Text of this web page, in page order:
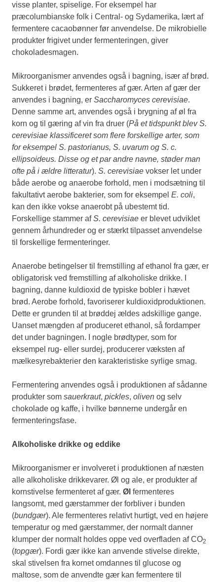
visse planter, spiselige. For eksempel har
præcolumbianske folk i Central- og Sydamerika, lært af
fermentere cacaobønner før anvendelse. De mikrobielle
produkter frigivet under fermenteringen, giver
chokoladesmagen.
Mikroorganismer anvendes også i bagning, især af brød.
Sukkeret i brødet, fermenteres af gær. Arten af gær der
anvendes i bagning, er Saccharomyces cerevisiae.
Denne samme art, anvendes også i brygning af øl fra
korn og til gæring af vin fra druer (På et tidspunkt blev S.
cerevisiae klassificeret som flere forskellige arter, som
for eksempel S. pastorianus, S. uvarum og S. c.
ellipsoideus. Disse og et par andre navne, støder man
ofte på i ældre litteratur). S. cerevisiae vokser let under
både aerobe og anaerobe forhold, men i modsætning til
fakultativt aerobe bakterier, som for eksempel E. coli,
kan den ikke vokse anaerobt på ubestemt tid.
Forskellige stammer afS. cerevisiae er blevet udviklet
gennem århundreder og er stærkt tilpasset anvendelse
til forskellige fermenteringer.
Anaerobe betingelser til fremstilling af ethanol fra gær, er
obligatorisk ved fremstilling af alkoholiske drikke. I
bagning, danne kuldioxid de typiske bobler i hævet
brød. Aerobe forhold, favoriserer kuldioxidproduktionen.
Dette er grunden til at brøddej ældes adskillige gange.
Uanset mængden af produceret ethanol, så fordamper
det under bagningen. I nogle brødtyper, som for
eksempel rug- eller surdej, producerer væksten af
mælkesyrebakterier den karakteristiske syrlige smag.
Fermentering anvendes også i produktionen af sådanne
produkter som sauerkraut, pickles, oliven og selv
chokolade og kaffe, i hvilke bønnerne undergår en
fermenteringsfase.
Alkoholiske drikke og eddike
Mikroorganismer er involveret i produktionen af næsten
alle alkoholiske drikkevarer. Øl og ale, er produkter af
kornstivelse fermenteret af gær. Øl fermenteres
langsomt, med gærstammer der forbliver i bunden
(bundgær). Ale fermenteres relativt hurtigt, ved en højere
temperatur og med gærstammer, der normalt danner
klumper der normalt holdes oppe ved overfladen af CO2
(topgær). Fordi gær ikke kan anvende stivelse direkte,
skal stivelsen fra kornet omdannes til glucose og
maltose, som de anvendte gær kan fermentere til